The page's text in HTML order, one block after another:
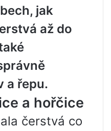
jak
až do
a řepu.
a hořčice
čerstvá co